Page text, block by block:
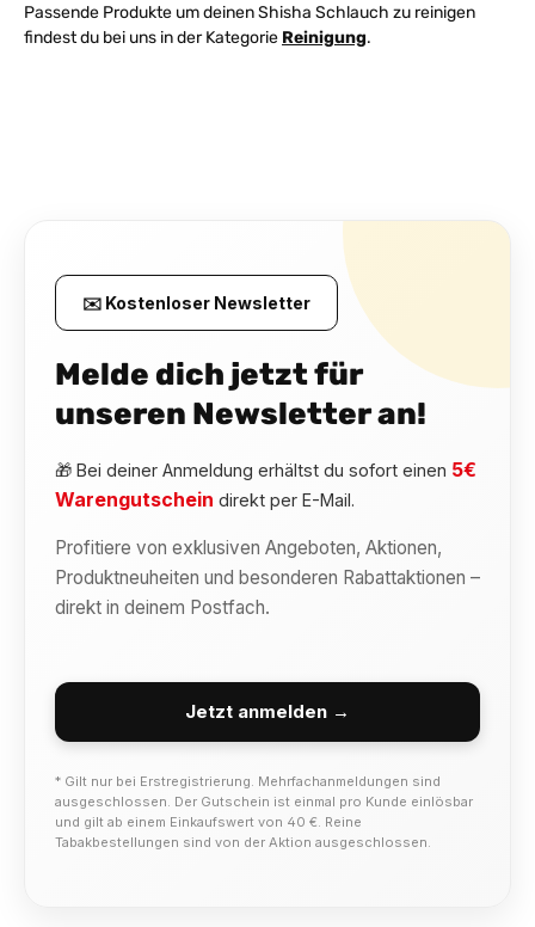
Passende Produkte um deinen Shisha Schlauch zu reinigen
findest du bei uns in der Kategorie Reinigung.
✉️ Kostenloser Newsletter
Melde dich jetzt für
unseren Newsletter an!
🎁 Bei deiner Anmeldung erhältst du sofort einen 5€
Warengutschein direkt per E-Mail.
Profitiere von exklusiven Angeboten, Aktionen,
Produktneuheiten und besonderen Rabattaktionen –
direkt in deinem Postfach.
Jetzt anmelden →
* Gilt nur bei Erstregistrierung. Mehrfachanmeldungen sind
ausgeschlossen. Der Gutschein ist einmal pro Kunde einlösbar
und gilt ab einem Einkaufswert von 40 €. Reine
Tabakbestellungen sind von der Aktion ausgeschlossen.